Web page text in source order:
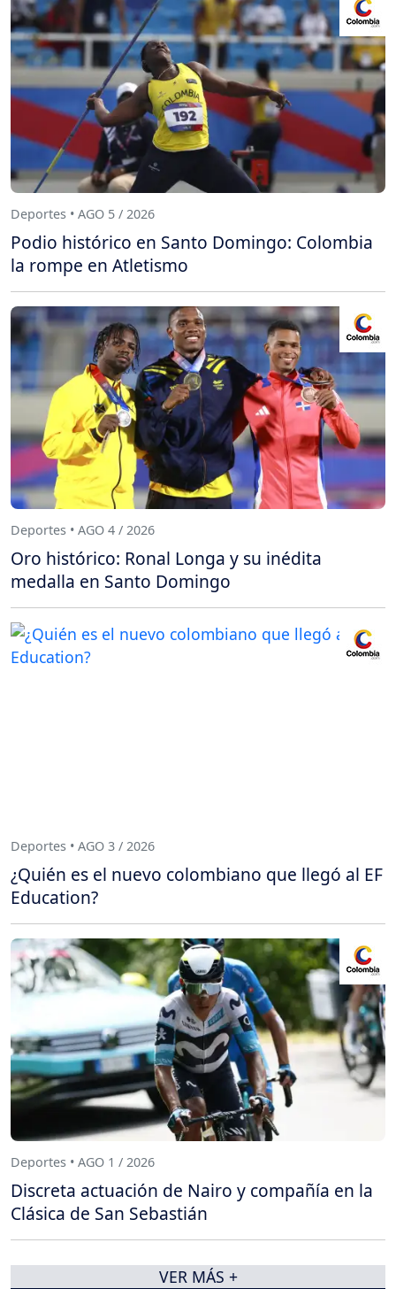
Deportes • AGO 5 / 2026
Podio histórico en Santo Domingo: Colombia
la rompe en Atletismo
Deportes • AGO 4 / 2026
Oro histórico: Ronal Longa y su inédita
medalla en Santo Domingo
Deportes • AGO 3 / 2026
¿Quién es el nuevo colombiano que llegó al EF
Education?
Deportes • AGO 1 / 2026
Discreta actuación de Nairo y compañía en la
Clásica de San Sebastián
VER MÁS +